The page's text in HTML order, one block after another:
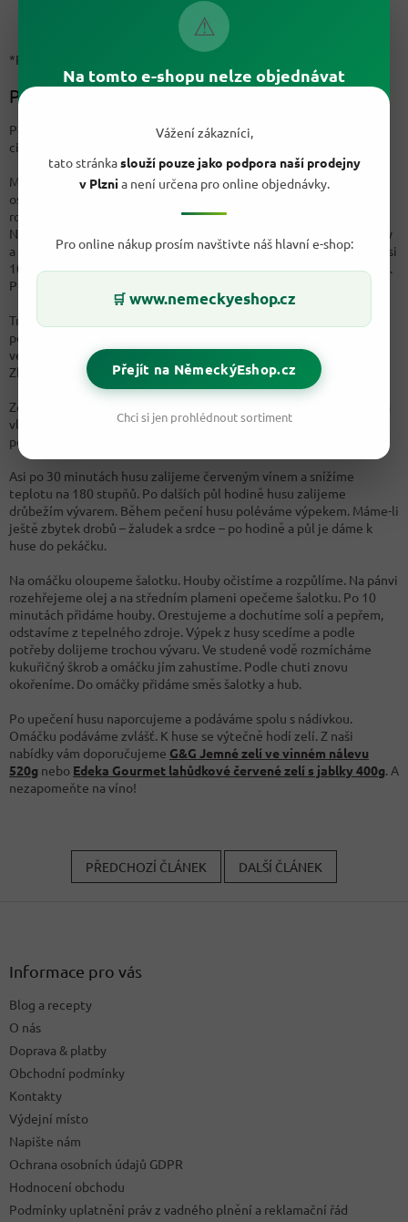
⚠
Na tomto e-shopu nelze objednávat
Vážení zákazníci,
tato stránkaslouží pouze jako podpora naší prodejny
v Plznia není určena pro online objednávky.
Pro online nákup prosím navštivte náš hlavní e-shop:
🛒 www.nemeckyeshop.cz
Přejít na NěmeckýEshop.cz
Chci si jen prohlédnout sortiment
*Referenční hodnota příjmu u průměrné dospělé osoby
Postup přípravy:
Pečivo nakrájíme na malé kostičky a dáme do mísy. Oloupeme si
cibuli, kterou nakrájíme na jemno, stejně tak si nakrájíme slaninu.
Máme-li k husy i droby vezmeme játra, omyjeme je a poté je
osušíme. Osušené játra nakrájíme na malé kostičky. Na pánvi si
rozehřejeme olej a opečeme na něm cibuli, poté přidáme slaninu.
Nakonec přidáme husí játra a krátce orestujeme. Vmícháme bylinky
a dochutíme solí a pepřem, následně vše promícháme a necháme asi
10 minut odpočinout. Mezitím si mícháme nakrájené pečivo s vejci.
Poté smícháme pečivo se směsí a tím nám vznikne nádivka.
Troubu dáme předehřát na 200 stupňů. Husu očistíme a omyjeme
pod studenou tekoucí vodou. Necháme okapat. Husu zevnitř i z
venku osolíme. Poté ji naplníme nádivkou a vložíme do pekáče.
Zbylou nádivku můžete dát kolem husy.
Zeleninu na omáčku oloupeme nebo očistíme, nakrájíme nahrubo a
vložíme do pekáče k huse. Husu potřeme rozpuštěným máslem a
pečeme v předehřáté troubě 2,5 - 3 hodiny.
Asi po 30 minutách husu zalijeme červeným vínem a snížíme
teplotu na 180 stupňů. Po dalších půl hodině husu zalijeme
drůbežím vývarem. Během pečení husu poléváme výpekem. Máme-li
ještě zbytek drobů – žaludek a srdce – po hodině a půl je dáme k
huse do pekáčku.
Na omáčku oloupeme šalotku. Houby očistíme a rozpůlíme. Na pánvi
rozehřejeme olej a na středním plameni opečeme šalotku. Po 10
minutách přidáme houby. Orestujeme a dochutíme solí a pepřem,
odstavíme z tepelného zdroje. Výpek z husy scedíme a podle
potřeby dolijeme trochou vývaru. Ve studené vodě rozmícháme
kukuřičný škrob a omáčku jím zahustíme. Podle chuti znovu
okořeníme. Do omáčky přidáme směs šalotky a hub.
Po upečení husu naporcujeme a podáváme spolu s nádivkou.
Omáčku podáváme zvlášť. K huse se výtečně hodí zelí. Z naši
nabídky vám doporučujeme G&G Jemné zelí ve vinném nálevu
520g nebo Edeka Gourmet lahůdkové červené zelí s jablky 400g. A
nezapomeňte na víno!
PŘEDCHOZÍ ČLÁNEK DALŠÍ ČLÁNEK
Informace pro vás
Blog a recepty
O nás
Doprava & platby
Obchodní podmínky
Kontakty
Výdejní místo
Napište nám
Ochrana osobních údajů GDPR
Hodnocení obchodu
Podmínky uplatnění práv z vadného plnění a reklamační řád